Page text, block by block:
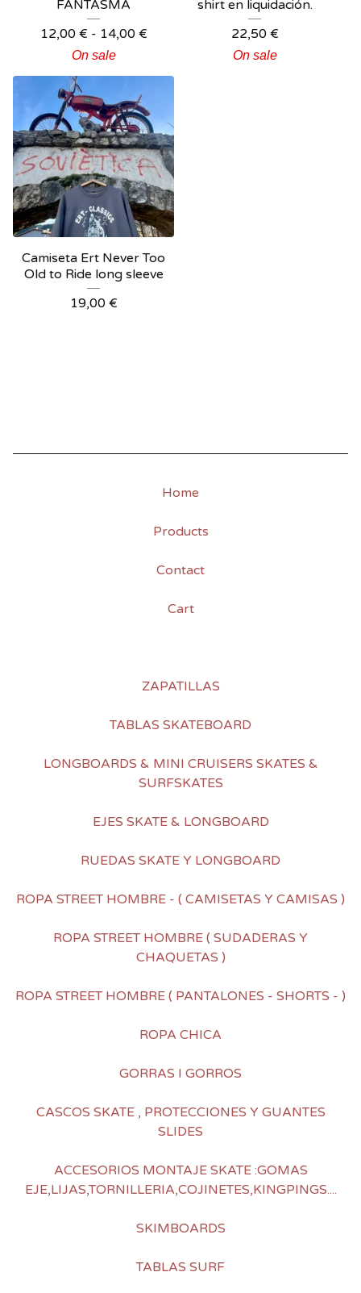
FANTASMA
12,00 € - 14,00 €
On sale
shirt en liquidación.
22,50 €
On sale
Camiseta Ert Never Too
Old to Ride long sleeve
19,00 €
Home
Products
Contact
Cart
ZAPATILLAS
TABLAS SKATEBOARD
LONGBOARDS & MINI CRUISERS SKATES &
SURFSKATES
EJES SKATE & LONGBOARD
RUEDAS SKATE Y LONGBOARD
ROPA STREET HOMBRE - ( CAMISETAS Y CAMISAS )
ROPA STREET HOMBRE ( SUDADERAS Y
CHAQUETAS )
ROPA STREET HOMBRE ( PANTALONES - SHORTS - )
ROPA CHICA
GORRAS I GORROS
CASCOS SKATE , PROTECCIONES Y GUANTES
SLIDES
ACCESORIOS MONTAJE SKATE :GOMAS
EJE,LIJAS,TORNILLERIA,COJINETES,KINGPINGS....
SKIMBOARDS
TABLAS SURF